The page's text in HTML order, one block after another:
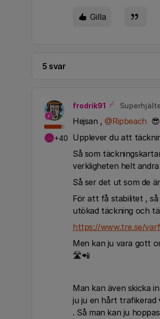
Gilla
5 svar
+40
frodrik91
Hejsan ,@Ripbeach 😎
Upplever du att
Så som
verkligheten helt
Så ser det ut som de
För att få stabilitet , så
utökad täckning och
https://www.tre.se/
Men kan ju vara gott
🛣📲
Man kan även skicka
ju ju en hårt trafikerad
. Så man kan ju